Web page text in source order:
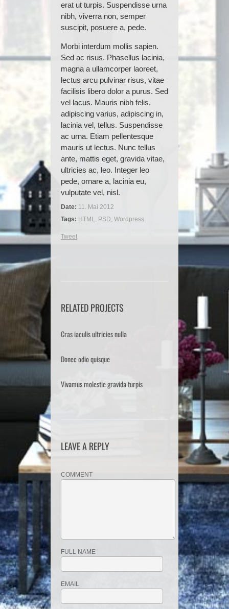
erat ut turpis. Suspendisse urna
nibh, viverra non, semper
suscipit, posuere a, pede.
Morbi interdum mollis sapien.
Sed ac risus. Phasellus lacinia,
magna a ullamcorper laoreet,
lectus arcu pulvinar risus, vitae
facilisis libero dolor a purus. Sed
vel lacus. Mauris nibh felis,
adipiscing varius, adipiscing in,
lacinia vel, tellus. Suspendisse
ac urna. Etiam pellentesque
mauris ut lectus. Nunc tellus
ante, mattis eget, gravida vitae,
ultricies ac, leo. Integer leo
pede, ornare a, lacinia eu,
vulputate vel, nisl.
Date: 11. Mai 2012
Tags: HTML, PSD, Wordpress
Tweet
RELATED PROJECTS
Cras iaculis ultricies nulla
Donec odio quisque
Vivamus molestie gravida turpis
LEAVE A REPLY
COMMENT
FULL NAME
EMAIL